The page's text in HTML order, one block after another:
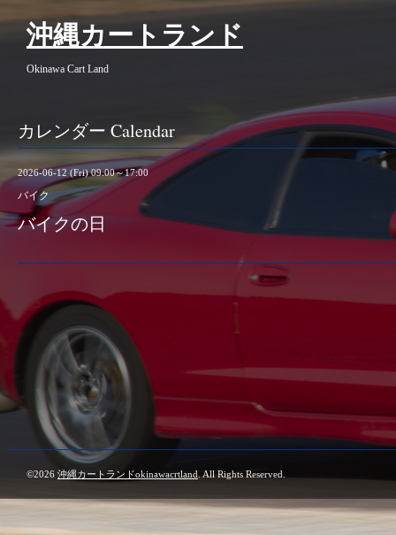
沖縄カートランド
Okinawa Cart Land
カレンダー Calendar
2026-06-12 (Fri) 09:00～17:00
バイク
バイクの日
©2026 沖縄カートランドokinawacrtland . All Rights Reserved.